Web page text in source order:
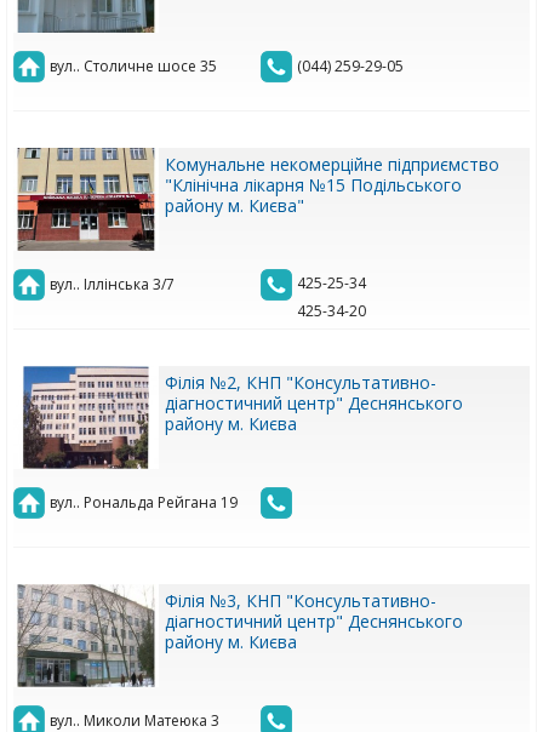
вул.. Столичне шосе 35 (044) 259-29-05
Комунальне некомерційне підприємство
"Клінічна лікарня №15 Подільського
району м. Києва"
вул.. Іллінська 3/7
425-25-34
425-34-20
Філія №2, КНП "Консультативно-
діагностичний центр" Деснянського
району м. Києва
вул.. Рональда Рейгана 19
Філія №3, КНП "Консультативно-
діагностичний центр" Деснянського
району м. Києва
вул.. Миколи Матеюка 3